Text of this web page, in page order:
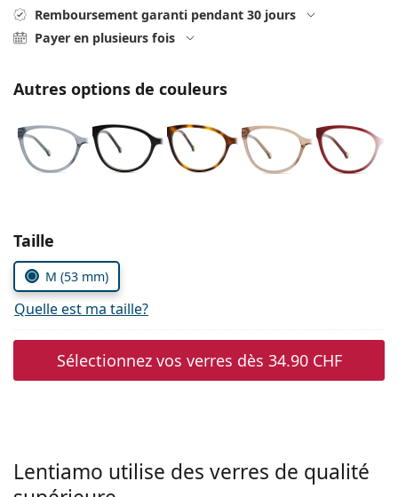
Toutes les marques
Persol
Toutes les marques
Remboursement garanti pendant 30 jours
Payer en plusieurs fois
Autres options de couleurs
Choisissez les paramètres
Taille
M (53 mm)
Quelle est ma taille?
Sélectionnez vos verres dès 34.90 CHF
Lentiamo utilise des verres de qualité